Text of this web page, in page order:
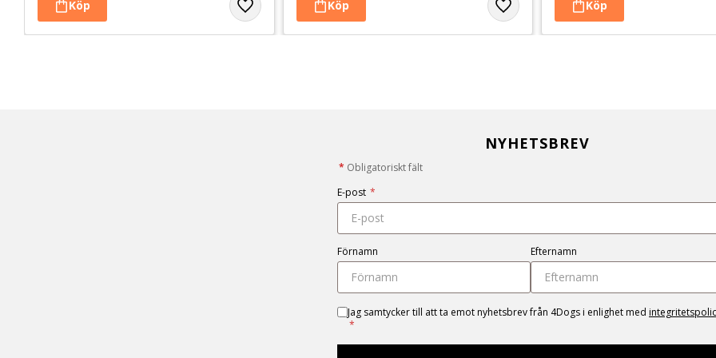
NYHETSBREV
* Obligatoriskt fält
E-post *
Förnamn Efternamn
Jag samtycker till att ta emot nyhetsbrev från 4Dogs i enlighet med
*